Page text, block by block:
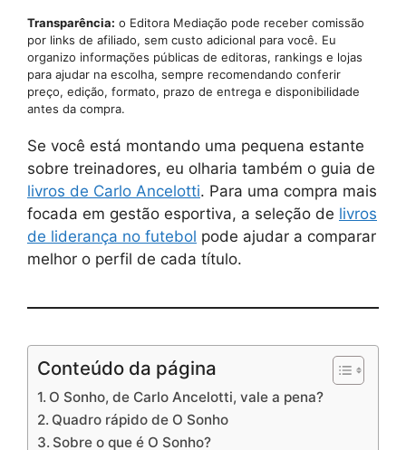
Transparência: o Editora Mediação pode receber comissão
por links de afiliado, sem custo adicional para você. Eu
organizo informações públicas de editoras, rankings e lojas
para ajudar na escolha, sempre recomendando conferir
preço, edição, formato, prazo de entrega e disponibilidade
antes da compra.
Se você está montando uma pequena estante
sobre treinadores, eu olharia também o guia de
livros de Carlo Ancelotti. Para uma compra mais
focada em gestão esportiva, a seleção de livros
de liderança no futebol pode ajudar a comparar
melhor o perfil de cada título.
Conteúdo da página
O Sonho, de Carlo Ancelotti, vale a pena?
Quadro rápido de O Sonho
Sobre o que é O Sonho?